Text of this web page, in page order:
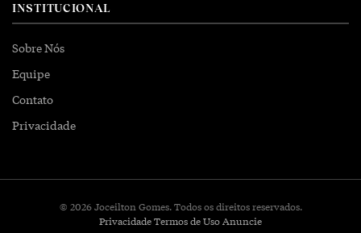
INSTITUCIONAL
Sobre Nós
Equipe
Contato
Privacidade
© 2026 Joceilton Gomes. Todos os direitos reservados.
PrivacidadeTermos de UsoAnuncie